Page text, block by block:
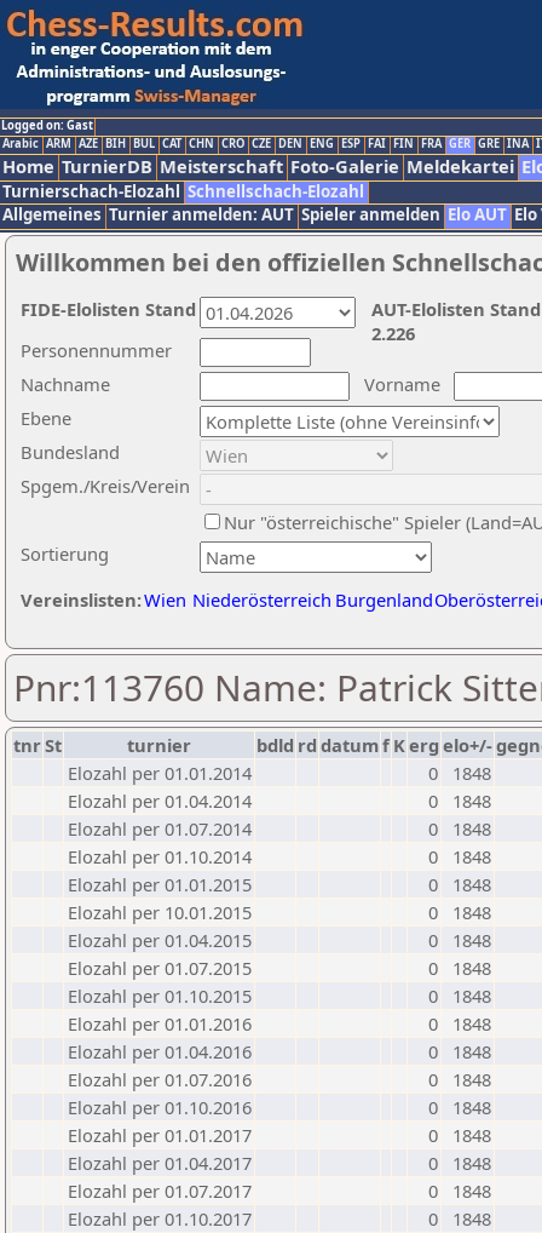
Logged on: Gast
Arabic ARM AZE BIH BUL CAT CHN CRO CZE DEN ENG ESP FAI FIN FRA GER GRE INA
Home TurnierDB Meisterschaft Foto-Galerie Meldekartei
Turnierschach-Elozahl Schnellschach-Elozahl
Allgemeines Turnier anmelden: AUT Spieler anmelden Elo AUT
Willkommen bei den offiziellen
Nachname
Vorname
Ebene
Sortierung
Personennummer
Bundesland
Spgem./Kreis/Verein
Nur "österreichische" Spieler
Vereinslisten:Wien Niederösterreich Burgenland
AUT-Elolisten
2.226
FIDE-Elolisten Stand
Pnr:113760 Name: Patrick
tnrSt turnier bdld rd datumf Kerg elo+/-
Elozahl per 01.01.2014
0
1848
Elozahl per 01.04.2014
0
1848
Elozahl per 01.07.2014
0
1848
Elozahl per 01.10.2014
0
1848
Elozahl per 01.01.2015
0
1848
Elozahl per 10.01.2015
0
1848
Elozahl per 01.04.2015
0
1848
Elozahl per 01.07.2015
0
1848
Elozahl per 01.10.2015
0
1848
Elozahl per 01.01.2016
0
1848
Elozahl per 01.04.2016
0
1848
Elozahl per 01.07.2016
0
1848
Elozahl per 01.10.2016
0
1848
Elozahl per 01.01.2017
0
1848
Elozahl per 01.04.2017
0
1848
Elozahl per 01.07.2017
0
1848
Elozahl per 01.10.2017
0
1848